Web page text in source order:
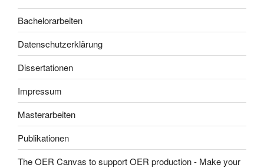
Bachelorarbeiten
Datenschutzerklärung
Dissertationen
Impressum
Masterarbeiten
Publikationen
The OER Canvas to support OER production - Make your